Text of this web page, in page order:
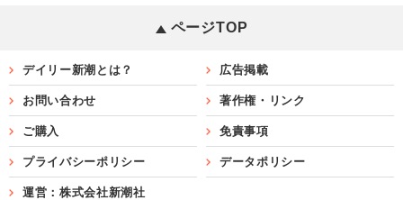
ページTOP
デイリー新潮とは？ 広告掲載
お問い合わせ 著作権・リンク
ご購入 免責事項
プライバシーポリシー データポリシー
運営：株式会社新潮社